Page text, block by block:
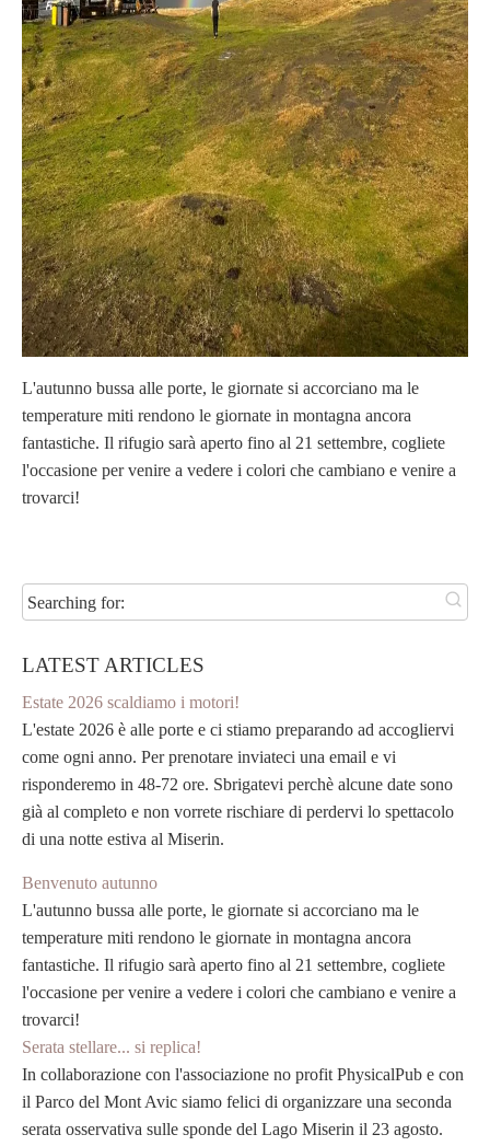
L'autunno bussa alle porte, le giornate si accorciano ma le
temperature miti rendono le giornate in montagna ancora
fantastiche. Il rifugio sarà aperto fino al 21 settembre, cogliete
l'occasione per venire a vedere i colori che cambiano e venire a
trovarci!
Searching for:
LATEST ARTICLES
Estate 2026 scaldiamo i motori!
L'estate 2026 è alle porte e ci stiamo preparando ad accogliervi
come ogni anno. Per prenotare inviateci una email e vi
risponderemo in 48-72 ore. Sbrigatevi perchè alcune date sono
già al completo e non vorrete rischiare di perdervi lo spettacolo
di una notte estiva al Miserin.
Benvenuto autunno
L'autunno bussa alle porte, le giornate si accorciano ma le
temperature miti rendono le giornate in montagna ancora
fantastiche. Il rifugio sarà aperto fino al 21 settembre, cogliete
l'occasione per venire a vedere i colori che cambiano e venire a
trovarci!
Serata stellare... si replica!
In collaborazione con l'associazione no profit PhysicalPub e con
il Parco del Mont Avic siamo felici di organizzare una seconda
serata osservativa sulle sponde del Lago Miserin il 23 agosto.